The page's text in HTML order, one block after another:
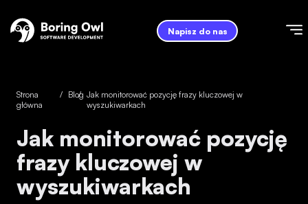
Napisz do nas
Strona
główna
/ Blog
/ Jak monitorować pozycję frazy kluczowej w
wyszukiwarkach
Jak monitorować pozycję
frazy kluczowej w
wyszukiwarkach